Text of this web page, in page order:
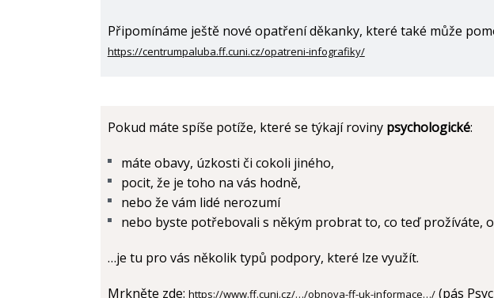
Připomínáme ještě nové opatření děkanky, které také může
https://centrumpaluba.ff.cuni.cz/opatreni-infografiky/
Pokud máte spíše potíže, které se týkají roviny psychologické:
máte obavy, úzkosti či cokoli jiného,
pocit, že je toho na vás hodně,
nebo že vám lidé nerozumí
nebo byste potřebovali s někým probrat to, co teď prožíváte,
…je tu pro vás několik typů podpory, které lze využít.
Mrkněte zde: https://www.ff.cuni.cz/…/obnova-ff-uk-informace…/(pás